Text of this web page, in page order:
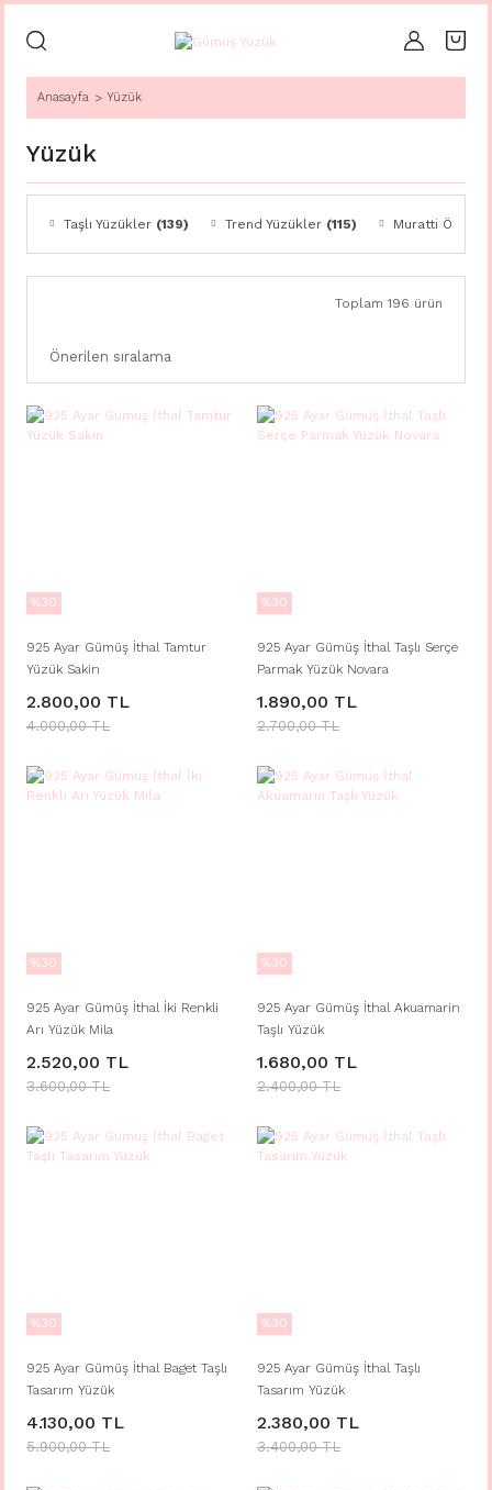
Anasayfa Yüzük
Yüzük
Taşlı Yüzükler (139) Trend Yüzükler (115) Muratti Özel
Toplam 196 ürün
%30
925 Ayar Gümüş İthal Tamtur
Yüzük Sakin
2.800,00 TL
4.000,00 TL
%30
925 Ayar Gümüş İthal Taşlı Serçe
Parmak Yüzük Novara
1.890,00 TL
2.700,00 TL
%30
925 Ayar Gümüş İthal İki Renkli
Arı Yüzük Mila
2.520,00 TL
3.600,00 TL
%30
925 Ayar Gümüş İthal Akuamarin
Taşlı Yüzük
1.680,00 TL
2.400,00 TL
%30
925 Ayar Gümüş İthal Baget Taşlı
Tasarım Yüzük
4.130,00 TL
5.900,00 TL
%30
925 Ayar Gümüş İthal Taşlı
Tasarım Yüzük
2.380,00 TL
3.400,00 TL